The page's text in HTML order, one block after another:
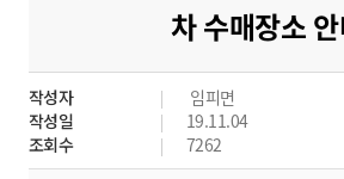
시
군
산
차 수매장소
작성자
임피면
작성일
19.11.04
조회수
7262